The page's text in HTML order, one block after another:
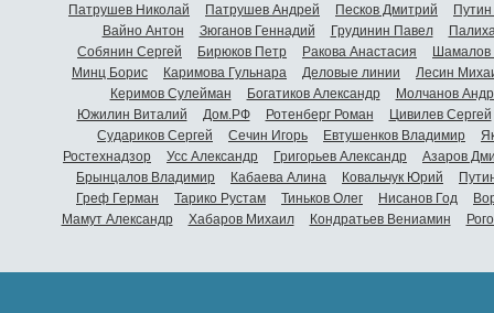
Патрушев Николай
Патрушев Андрей Песков Дмитрий
Вайно Антон
Зюганов Геннадий Грудинин Павел
Собянин Сергей
Бирюков Петр Ракова Анастасия
Шамалов
Минц Борис
Каримова Гульнара Деловые линии
Лесин
Керимов Сулейман
Богатиков Александр
Молчанов
Южилин Виталий
Дом.РФ Ротенберг Роман
Цивилев Сергей
Судариков Сергей
Сечин Игорь Евтушенков Владимир
Ростехнадзор
Усс Александр Григорьев Александр
Азаров
Брынцалов Владимир
Кабаева Алина Ковальчук Юрий
Греф Герман
Тарико Рустам Тиньков Олег Нисанов Год
Мамут Александр
Хабаров Михаил Кондратьев Вениамин